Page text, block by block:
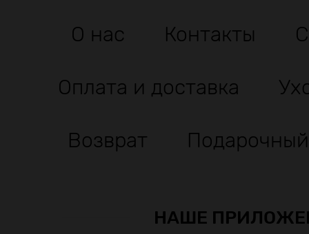
О нас Контакты
Оплата и доставка
Возврат
НАШЕ